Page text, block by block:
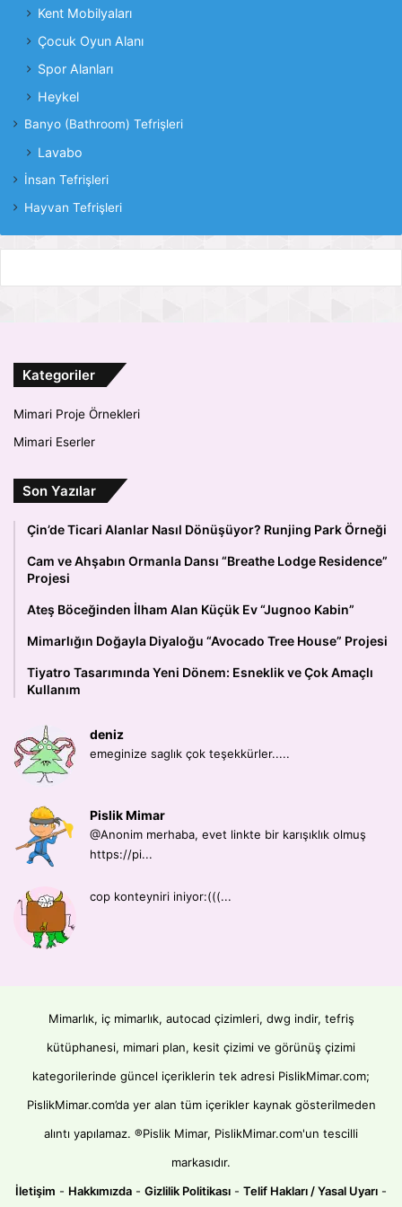
Kent Mobilyaları
Çocuk Oyun Alanı
Spor Alanları
Heykel
Banyo (Bathroom) Tefrişleri
Lavabo
İnsan Tefrişleri
Hayvan Tefrişleri
Kategoriler
Mimari Proje Örnekleri
Mimari Eserler
Son Yazılar
Çin’de Ticari Alanlar Nasıl Dönüşüyor? Runjing Park Örneği
Cam ve Ahşabın Ormanla Dansı “Breathe Lodge Residence”
Projesi
Ateş Böceğinden İlham Alan Küçük Ev “Jugnoo Kabin”
Mimarlığın Doğayla Diyaloğu “Avocado Tree House” Projesi
Tiyatro Tasarımında Yeni Dönem: Esneklik ve Çok Amaçlı
Kullanım
deniz
emeginize saglık çok teşekkürler.....
Pislik Mimar
@Anonim merhaba, evet linkte bir karışıklık olmuş
https://pi...
cop konteyniri iniyor:(((...
Mimarlık, iç mimarlık, autocad çizimleri, dwg indir, tefriş
kütüphanesi, mimari plan, kesit çizimi ve görünüş çizimi
kategorilerinde güncel içeriklerin tek adresi PislikMimar.com;
PislikMimar.com’da yer alan tüm içerikler kaynak gösterilmeden
alıntı yapılamaz. ®Pislik Mimar, PislikMimar.com'un tescilli
markasıdır.
İletişim - Hakkımızda - Gizlilik Politikası - Telif Hakları / Yasal Uyarı -